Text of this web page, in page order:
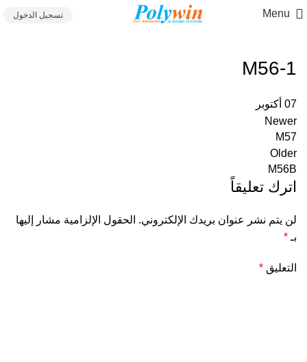
Menu تسجيل الدخول
M56-1
07 أكتوبر
Newer
M57
Older
M56B
اترك تعليقاً
لن يتم نشر عنوان بريدك الإلكتروني. الحقول الإلزامية مشار إليها
بـ *
التعليق *